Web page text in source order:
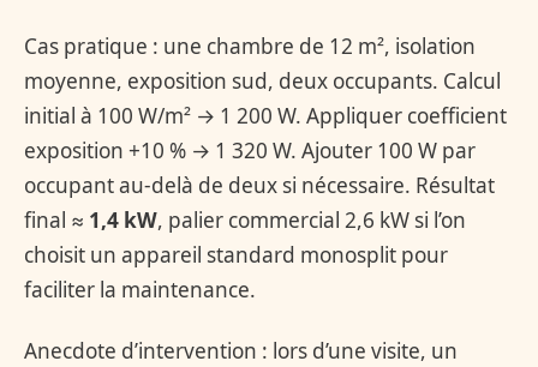
Cas pratique : une chambre de 12 m², isolation
moyenne, exposition sud, deux occupants. Calcul
initial à 100 W/m² → 1 200 W. Appliquer coefficient
exposition +10 % → 1 320 W. Ajouter 100 W par
occupant au-delà de deux si nécessaire. Résultat
final ≈ 1,4 kW, palier commercial 2,6 kW si l’on
choisit un appareil standard monosplit pour
faciliter la maintenance.
Anecdote d’intervention : lors d’une visite, un